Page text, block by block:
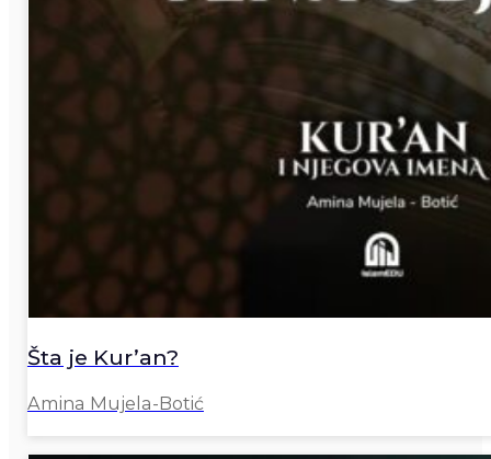
Šta je Kur’an?
Amina Mujela-Botić